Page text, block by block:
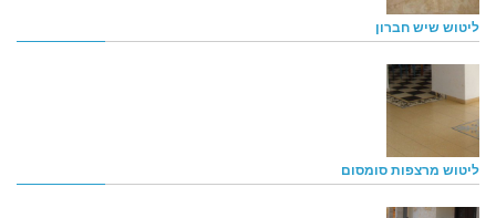
ליטוש שיש חברון
ליטוש מרצפות סומסום